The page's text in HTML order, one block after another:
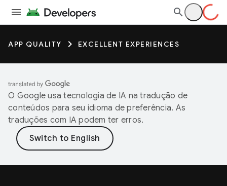
APP QUALITY EXCELLENT EXPERIENCES
O Google usa tecnologia de IA na tradução de
conteúdos para seu idioma de preferência. As
traduções com IA podem ter erros.